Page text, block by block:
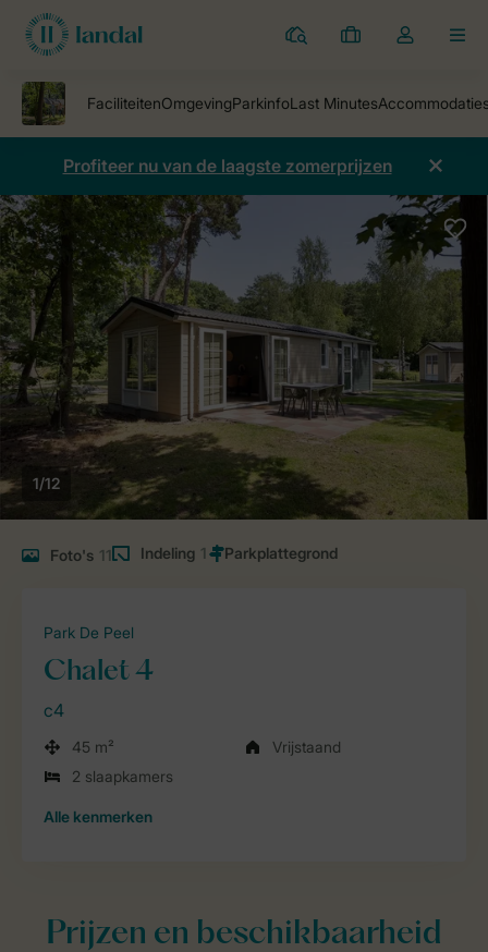
Parken
Mijn
Open
mijn
account
Profiteer nu van de laagste zomerprijzen
1/12
Foto's 11 Indeling 1
Park De Peel
Chalet 4
c4
45 m²
Vrijstaand
2 slaapkamers
Alle kenmerken
Prijzen en beschikbaarheid